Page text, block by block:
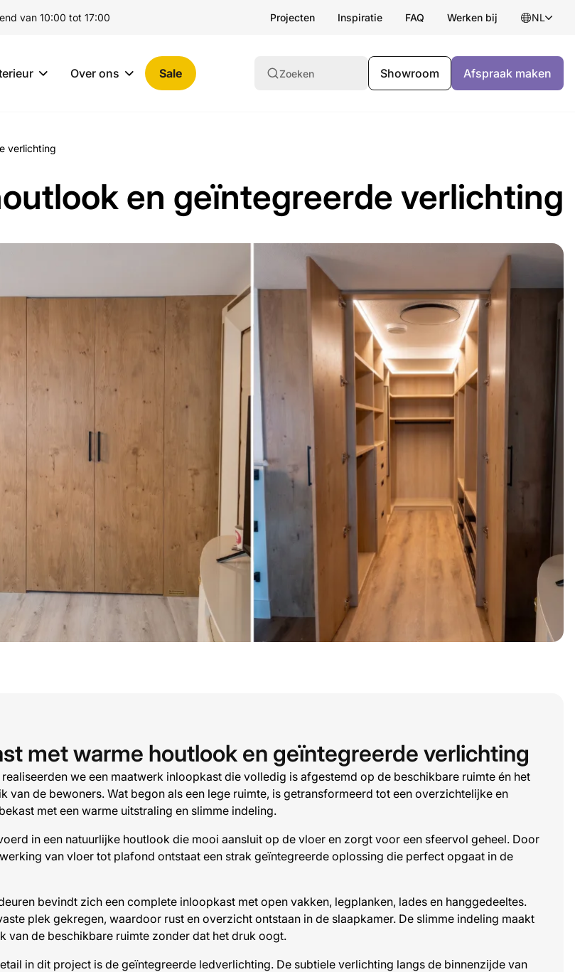
van 10:00 tot 17:00 Projecten Inspiratie FAQ Werken bij NL
Over ons Sale Zoeken Showroom Afspraak maken
verlichting
en geïntegreerde verlichting
met warme houtlook en geïntegreerde verlichting
we een maatwerk inloopkast die volledig is afgestemd op de beschikbare ruimte én het
van de bewoners. Wat begon als een lege ruimte, is getransformeerd tot een overzichtelijke en
met een warme uitstraling en slimme indeling.
in een natuurlijke houtlook die mooi aansluit op de vloer en zorgt voor een sfeervol geheel. Door
van vloer tot plafond ontstaat een strak geïntegreerde oplossing die perfect opgaat in de
bevindt zich een complete inloopkast met open vakken, legplanken, lades en hanggedeeltes.
plek gekregen, waardoor rust en overzicht ontstaan in de slaapkamer. De slimme indeling maakt
van de beschikbare ruimte zonder dat het druk oogt.
in dit project is de geïntegreerde ledverlichting. De subtiele verlichting langs de binnenzijde van